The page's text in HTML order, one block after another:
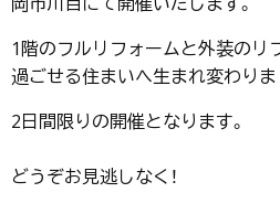
1階のフルリフォームと外装のリ
過ごせる住まいへ生まれ変わりま
2日間限りの開催となります。
どうぞお見逃しなく！